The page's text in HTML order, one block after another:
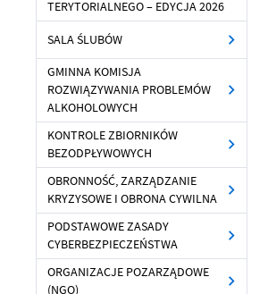
TERYTORIALNEGO – EDYCJA 2026
SALA ŚLUBÓW
GMINNA KOMISJA
ROZWIĄZYWANIA PROBLEMÓW
ALKOHOLOWYCH
KONTROLE ZBIORNIKÓW
BEZODPŁYWOWYCH
OBRONNOŚĆ, ZARZĄDZANIE
KRYZYSOWE I OBRONA CYWILNA
PODSTAWOWE ZASADY
CYBERBEZPIECZEŃSTWA
ORGANIZACJE POZARZĄDOWE
(NGO)